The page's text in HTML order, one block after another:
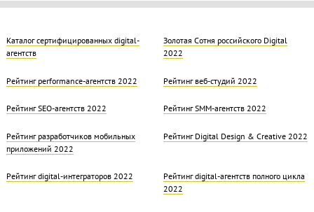
Каталог сертифицированных digital-
агентств
Золотая Cотня российского Digital
2022
Рейтинг performance-агентств 2022 Рейтинг веб-студий 2022
Рейтинг SEO-агентств 2022 Рейтинг SMM-агентств 2022
Рейтинг разработчиков мобильных
приложений 2022
Рейтинг Digital Design & Creative 2022
Рейтинг digital-интеграторов 2022
Рейтинг digital-агентств полного цикла
2022